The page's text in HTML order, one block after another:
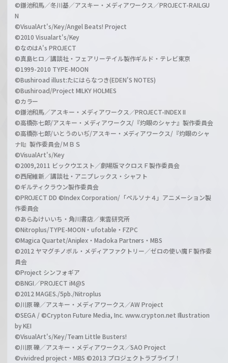
©鎌池和馬／冬川基／アスキー・メディアワークス／PROJECT-RAILGU
N
©VisualArt's/Key/Angel Beats! Project
©2010 Visualart's/Key
©なのはA's PROJECT
©真島ヒロ／講談社・フェアリーテイル製作ギルド・テレビ東京
©1999-2010 TYPE-MOON
©Bushiroad illust:たにはらなつき(EDEN'S NOTES)
©Bushiroad/Project MILKY HOLMES
©カラー
©鎌池和馬／アスキー・メディアワークス／PROJECT-INDEX II
©高橋弥七郎/アスキー・メディアワークス/『灼眼のシャナ』製作委員会
©高橋弥七郎/いとうのいぢ/アスキー・メディアワークス/『灼眼のシャ
ナII』製作委員会/ＭＢＳ
©VisualArt's/Key
©2009,2011 ビックウエスト／劇場版マクロスＦ製作委員会
©西尾維新／講談社・アニプレックス・シャフト
©ギルティクラウン製作委員会
©PROJECT DD ©Index Corporation/「ペルソナ４」アニメーション製
作委員会
©あらゐけいいち・角川書店／東雲研究所
©Nitroplus/TYPE-MOON・ufotable・FZPC
©Magica Quartet/Aniplex・Madoka Partners・MBS
©2012 ヤマグチノボル・メディアファクトリー／ゼロの使い魔Ｆ製作委
員会
©Project シンフォギア
©BNGI／PROJECT iM@S
©2012 MAGES./5pb./Nitroplus
©川原 礫／アスキー・メディアワークス／AW Project
©SEGA / ©Crypton Future Media, Inc. www.crypton.net Illustration
by KEI
©VisualArt's/Key/Team Little Busters!
©川原 礫／アスキー・メディアワークス／SAO Project
©vividred project・MBS ©2013 プロジェクトラブライブ！